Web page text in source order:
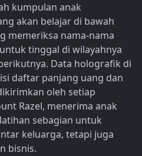
kumpulan anak
akan belajar di bawah
memeriksa nama-nama
tinggal di wilayahnya
Data holografik di
daftar panjang uang dan
oleh setiap
Razel, menerima anak
sebagian untuk
keluarga, tetapi juga
bisnis.